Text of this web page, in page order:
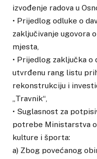
izvođenje radova u
• Prijedlog odluke o
zaključivanje ugovora
mjesta,
• Prijedlog zaključka o
utvrđenu rang listu
rekonstrukciju i
„Travnik“,
• Suglasnost za
potrebe Ministarstva
kulture i športa:
a) Zbog povećanog